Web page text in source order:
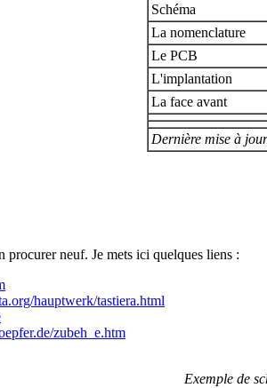
Schéma
La nomenclature
Le PCB
L'implantation
La face avant
Dernière mise à
neuf. Je mets ici quelques liens :
hauptwerk/tastiera.html
zubeh_e.htm
Exemple de